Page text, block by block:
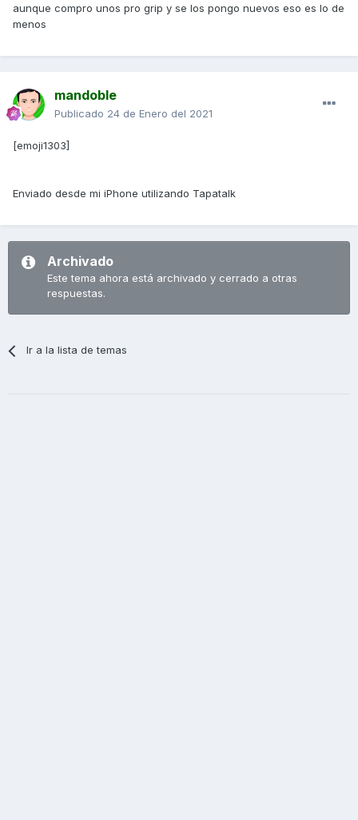
aunque compro unos pro grip y se los pongo nuevos eso es lo de
menos
mandoble
Publicado 24 de Enero del 2021
[emoji1303]
Enviado desde mi iPhone utilizando Tapatalk
Archivado
Este tema ahora está archivado y cerrado a otras
respuestas.
Ir a la lista de temas